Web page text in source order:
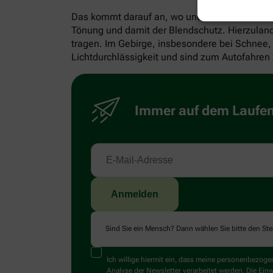
Das kommt darauf an, wo und wofür man sie
Tönung und damit der Blendschutz.
tragen. Im Gebirge, insbesondere bei
Lichtdurchlässigkeit und sind zum Autofahren
Immer auf dem
Sind Sie ein Mensch? Dann wählen Sie bitte den
Ich willige hiermit ein, dass meine
Analyse der Newsletter verarbeitet werden. Die